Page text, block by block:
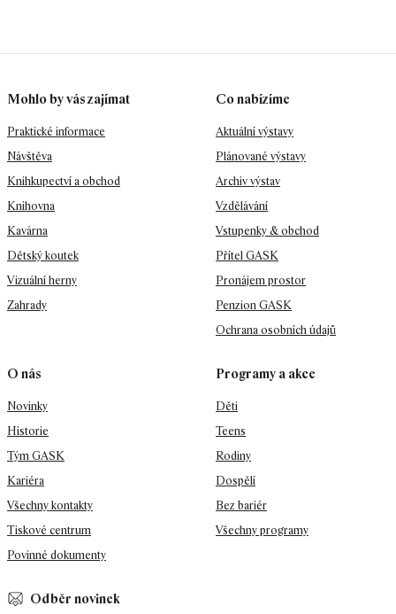
Mohlo by vás zajímat
Praktické informace
Návštěva
Knihkupectví a obchod
Knihovna
Kavárna
Dětský koutek
Vizuální herny
Zahrady
Co nabízíme
Aktuální výstavy
Plánované výstavy
Archiv výstav
Vzdělávání
Vstupenky & obchod
Přítel GASK
Pronájem prostor
Penzion GASK
Ochrana osobních údajů
O nás
Novinky
Historie
Tým GASK
Kariéra
Všechny kontakty
Tiskové centrum
Povinné dokumenty
Programy a akce
Děti
Teens
Rodiny
Dospělí
Bez bariér
Všechny programy
Odběr novinek